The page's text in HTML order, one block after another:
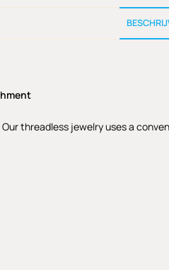
threadless jewelry uses a